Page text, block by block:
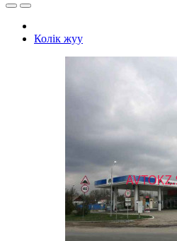
Колiк жуу